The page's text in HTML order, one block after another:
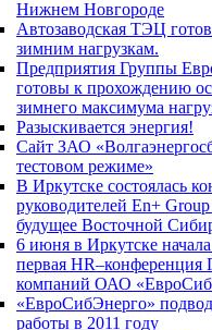
Нижнем Новгороде
Автозаводская ТЭЦ
зимним нагрузкам.
Предприятия Группы
готовы к прохождению
зимнего максимума
Разыскивается энергия!
Сайт ЗАО
тестовом режиме»
В Иркутске состоялась
руководителей En+
будущее Восточной
6 июня в Иркутске
первая HR–конференция
компаний ОАО
«ЕвроСибЭнерго»
работы в 2011 году